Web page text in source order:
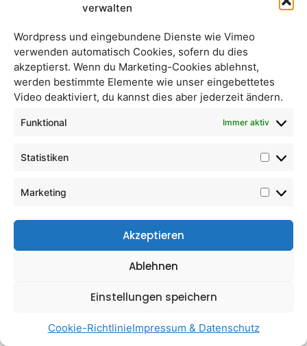
verwalten
Wordpress und eingebundene Dienste wie Vimeo
verwenden automatisch Cookies, sofern du dies
akzeptierst. Wenn du Marketing-Cookies ablehnst,
werden bestimmte Elemente wie unser eingebettetes
Video deaktiviert, du kannst dies aber jederzeit ändern.
Funktional Immer aktiv
Statistiken
Marketing
Akzeptieren
Ablehnen
Einstellungen speichern
Cookie-RichtlinieImpressum & Datenschutz